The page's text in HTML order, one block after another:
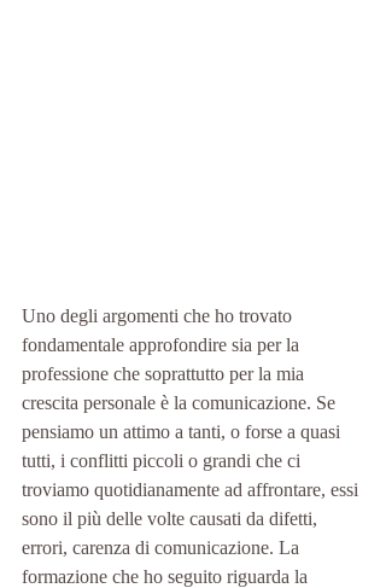
Uno degli argomenti che ho trovato
fondamentale approfondire sia per la
professione che soprattutto per la mia
crescita personale è la comunicazione. Se
pensiamo un attimo a tanti, o forse a quasi
tutti, i conflitti piccoli o grandi che ci
troviamo quotidianamente ad affrontare, essi
sono il più delle volte causati da difetti,
errori, carenza di comunicazione. La
formazione che ho seguito riguarda la